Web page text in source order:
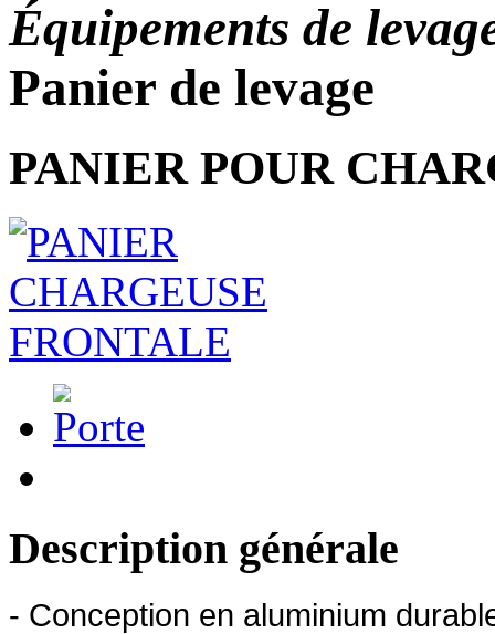
Équipements de
Panier de levage
PANIER POUR
Description générale
- Conception en aluminium